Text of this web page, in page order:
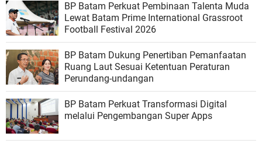
BP Batam Perkuat Pembinaan Talenta Muda
Lewat Batam Prime International Grassroot
Football Festival 2026
BP Batam Dukung Penertiban Pemanfaatan
Ruang Laut Sesuai Ketentuan Peraturan
Perundang-undangan
BP Batam Perkuat Transformasi Digital
melalui Pengembangan Super Apps